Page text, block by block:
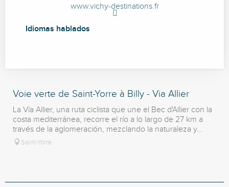
www.vichy-destinations.fr
Idiomas hablados
Idiomas hablados
Voie verte de Saint-Yorre à Billy - Via Allier
La Vía Allier, una ruta ciclista que une el Bec d'Allier con la
costa mediterránea, recorre el río a lo largo de 27 km a
través de la aglomeración, mezclando la naturaleza y...
Saint-Yorre